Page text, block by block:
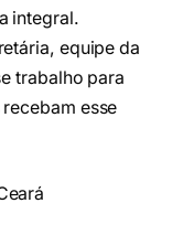
integral.
equipe da
trabalho para
esse